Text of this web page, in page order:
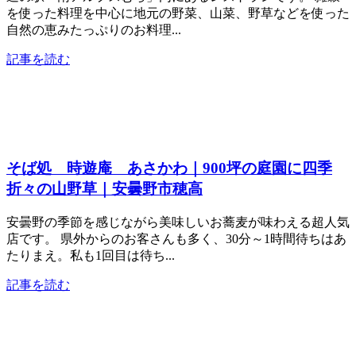
を使った料理を中心に地元の野菜、山菜、野草などを使った
自然の恵みたっぷりのお料理...
記事を読む
そば処 時遊庵 あさかわ｜900坪の庭園に四季
折々の山野草｜安曇野市穂高
安曇野の季節を感じながら美味しいお蕎麦が味わえる超人気
店です。 県外からのお客さんも多く、30分～1時間待ちはあ
たりまえ。私も1回目は待ち...
記事を読む